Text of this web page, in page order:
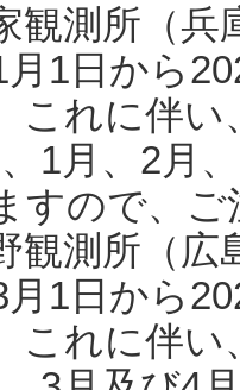
観測所（
月1日から
これに伴い
1月、2月
すので、
観測所（
月1日から
これに伴い